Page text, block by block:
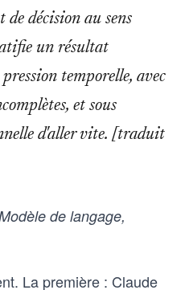
décision au sens
un résultat
temporelle, avec
et sous
d'aller vite. [traduit
de langage,
La première : Claude